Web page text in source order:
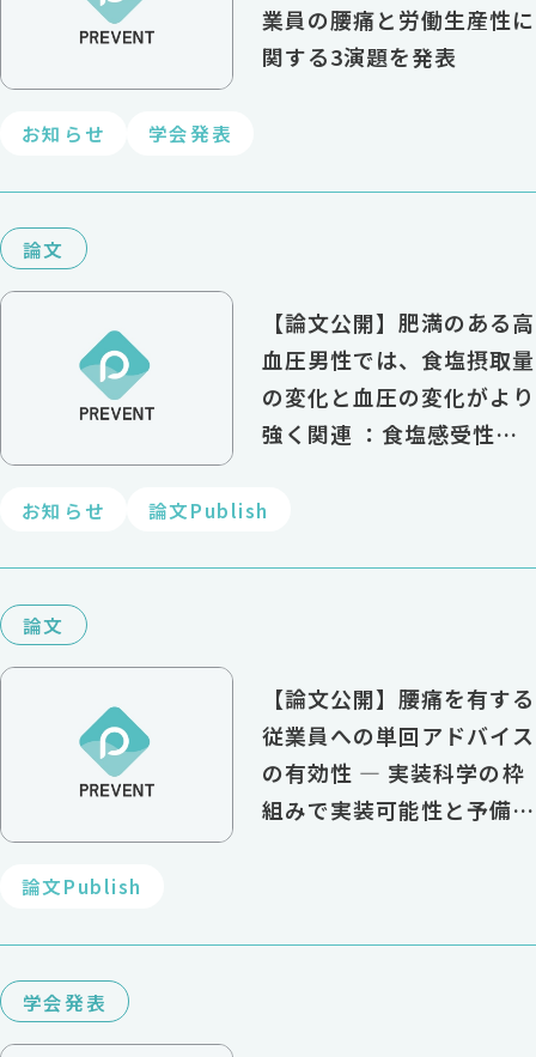
業員の腰痛と労働生産性に
関する3演題を発表
お知らせ 学会発表
論文
【論文公開】肥満のある高
血圧男性では、食塩摂取量
の変化と血圧の変化がより
強く関連 ：食塩感受性の
お知らせ 論文Publish
論文
【論文公開】腰痛を有する
従業員への単回アドバイス
の有効性 ― 実装科学の枠
組みで実装可能性と予備的
論文Publish
学会発表